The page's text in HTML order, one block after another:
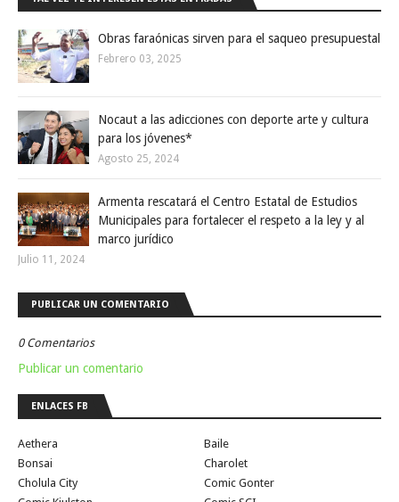
Obras faraónicas sirven para el saqueo presupuestal
Febrero 03, 2025
Nocaut a las adicciones con deporte arte y cultura
para los jóvenes*
Agosto 25, 2024
Armenta rescatará el Centro Estatal de Estudios
Municipales para fortalecer el respeto a la ley y al
marco jurídico
Julio 11, 2024
PUBLICAR UN COMENTARIO
0 Comentarios
Publicar un comentario
ENLACES FB
Aethera
Baile
Bonsai
Charolet
Cholula City
Comic Gonter